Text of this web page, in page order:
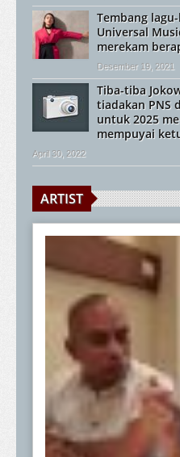
Tembang
Universal
merekam
Desember 19, 2021
Tiba-tiba
tiadakan PNS
untuk 2025
mempuyai
April 30, 2022
ARTIST